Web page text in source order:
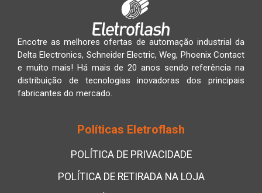
Encotre as melhores ofertas de automação industrial da
Delta Electronics, Schneider Electric, Weg, Phoenix Contact
e muito mais! Há mais de 20 anos sendo referência na
distribuição de tecnologias inovadoras dos principais
fabricantes do mercado.
Políticas Eletroflash
POLÍTICA DE PRIVACIDADE
POLÍTICA DE RETIRADA NA LOJA